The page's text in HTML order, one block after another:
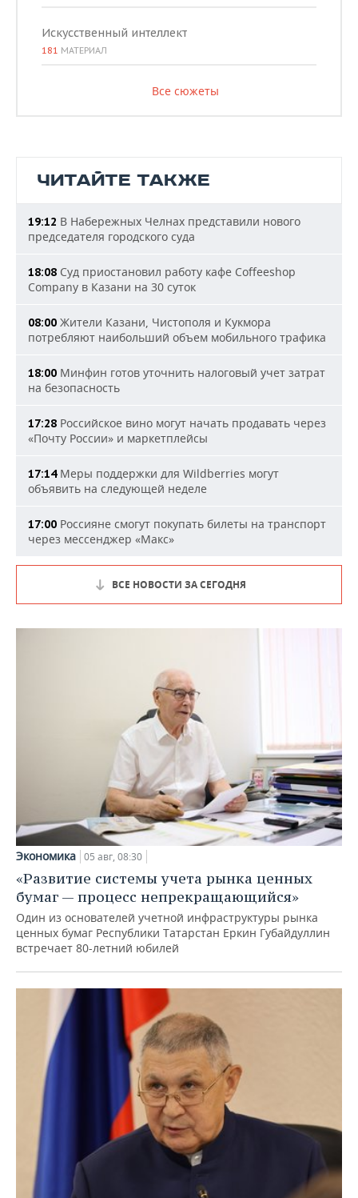
Искусственный интеллект
181 МАТЕРИАЛ
Все сюжеты
ЧИТАЙТЕ ТАКЖЕ
19:12 В Набережных Челнах представили нового
председателя городского суда
18:08 Суд приостановил работу кафе Coffeeshop
Company в Казани на 30 суток
08:00 Жители Казани, Чистополя и Кукмора
потребляют наибольший объем мобильного трафика
18:00 Минфин готов уточнить налоговый учет затрат
на безопасность
17:28 Российское вино могут начать продавать через
«Почту России» и маркетплейсы
17:14Меры поддержки для Wildberries могут
объявить на следующей неделе
17:00 Россияне смогут покупать билеты на транспорт
через мессенджер «Макс»
ВСЕ НОВОСТИ ЗА СЕГОДНЯ
Экономика 05 авг, 08:30
«Развитие системы учета рынка ценных
бумаг — процесс непрекращающийся»
Один из основателей учетной инфраструктуры рынка
ценных бумаг Республики Татарстан Еркин Губайдуллин
встречает 80-летний юбилей